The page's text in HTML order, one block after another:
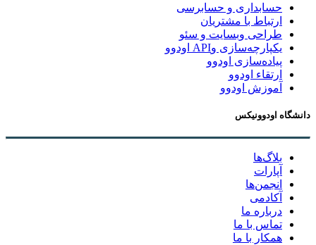
حسابداری و حسابرسی
ارتباط با مشتریان
طراحی وبسایت و سئو
یکپارچه‌سازی وAPI اودوو
پیاده‌سازی اودوو
ارتقاء اودوو
آموزش اودوو
دانشگاه اودوونیکس
بلاگ‌ها
آپارات
انجمن‌ها
آکادمی
درباره ما
تماس با ما
همکار با ما